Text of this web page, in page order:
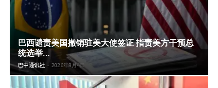
巴西谴责美国撤销驻美大使签证 指责美方干预总
统选举...
巴中通讯社 - 2026年8月4日